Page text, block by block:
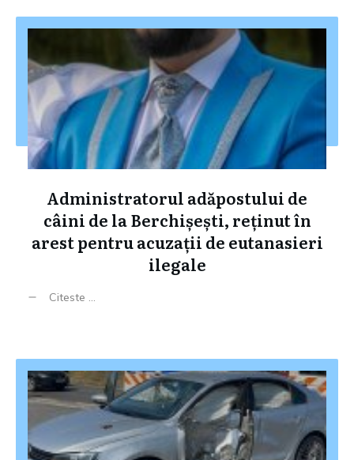
Administratorul adăpostului de
câini de la Berchișești, reținut în
arest pentru acuzații de eutanasieri
ilegale
Citeste ...